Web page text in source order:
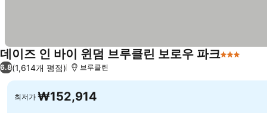
데이즈 인 바이 윈덤 브루클린 보로우 파크3 성급
6.8(1,614개 평점) 브루클린
최저가 ₩152,914